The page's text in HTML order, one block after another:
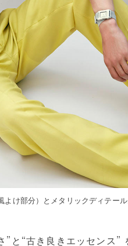
け部分）とメタリックディテー
と“古き良きエッセンス”